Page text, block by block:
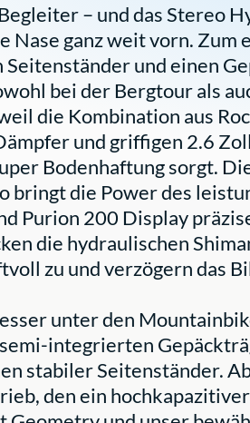
– und das Stereo
Nase ganz weit vorn. Zum
Seitenständer und einen
bei der Bergtour als
die Kombination aus
und griffigen 2.6
Bodenhaftung sorgt.
bringt die Power des
Purion 200 Display
die hydraulischen
zu und verzögern das
unter den
integrierten
stabiler Seitenständer.
den ein